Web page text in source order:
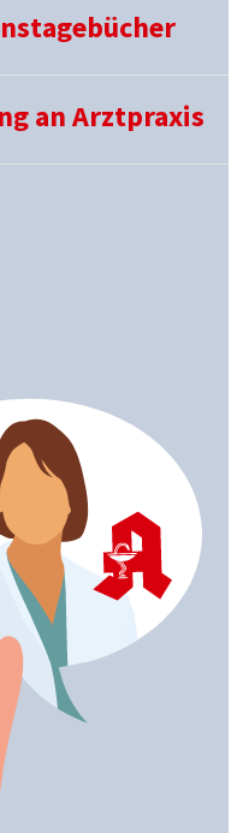
an Arztpraxis